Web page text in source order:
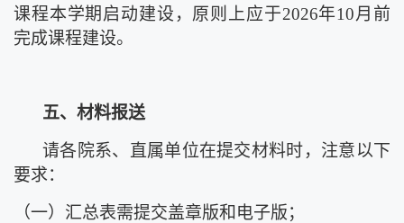
课程本学期启动建设，原则上应于2026年10月前
完成课程建设。
五、材料报送
请各院系、直属单位在提交材料时，注意以下
要求：
（一） 汇总表需提交盖章版和电子版；